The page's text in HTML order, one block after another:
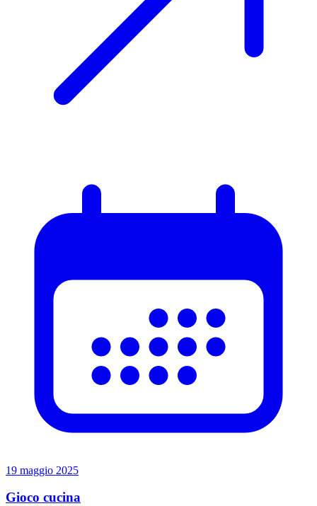
19 maggio 2025
Gioco cucina